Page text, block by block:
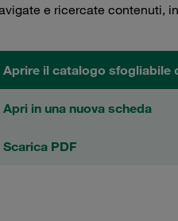
e ricercate contenuti,
Aprire il catalogo sfogliabile
Apri in una nuova scheda
Scarica PDF